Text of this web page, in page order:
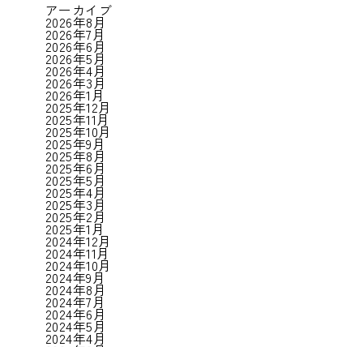
アーカイブ
2026年8月
2026年7月
2026年6月
2026年5月
2026年4月
2026年3月
2026年1月
2025年12月
2025年11月
2025年10月
2025年9月
2025年8月
2025年6月
2025年5月
2025年4月
2025年3月
2025年2月
2025年1月
2024年12月
2024年11月
2024年10月
2024年9月
2024年8月
2024年7月
2024年6月
2024年5月
2024年4月